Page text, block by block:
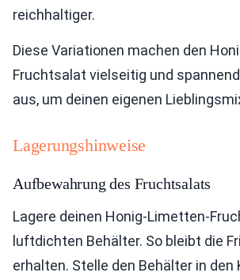
reichhaltiger.
Diese Variationen machen den
Fruchtsalat vielseitig und
aus, um deinen eigenen
Lagerungshinweise
Aufbewahrung des Fruchtsalats
Lagere deinen Honig-Limetten-
luftdichten Behälter. So bleibt die
erhalten. Stelle den Behälter in den